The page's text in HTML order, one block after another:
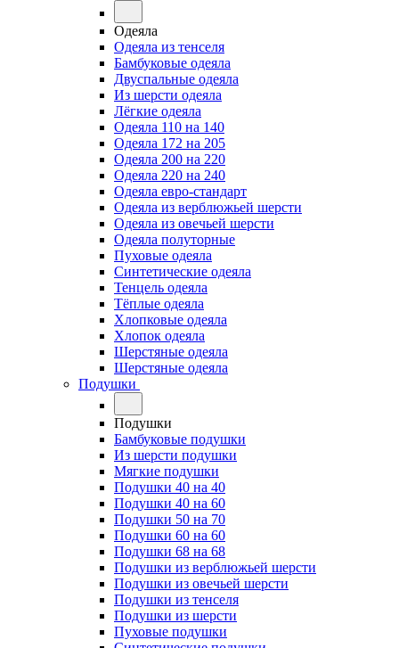
Одеяла
Одеяла из тенселя
Бамбуковые одеяла
Двуспальные одеяла
Из шерсти одеяла
Лёгкие одеяла
Одеяла 110 на 140
Одеяла 172 на 205
Одеяла 200 на 220
Одеяла 220 на 240
Одеяла евро-стандарт
Одеяла из верблюжьей шерсти
Одеяла из овечьей шерсти
Одеяла полуторные
Пуховые одеяла
Синтетические одеяла
Тенцель одеяла
Тёплые одеяла
Хлопковые одеяла
Хлопок одеяла
Шерстяные одеяла
Шерстяные одеяла
Подушки
Подушки
Бамбуковые подушки
Из шерсти подушки
Мягкие подушки
Подушки 40 на 40
Подушки 40 на 60
Подушки 50 на 70
Подушки 60 на 60
Подушки 68 на 68
Подушки из верблюжьей шерсти
Подушки из овечьей шерсти
Подушки из тенселя
Подушки из шерсти
Пуховые подушки